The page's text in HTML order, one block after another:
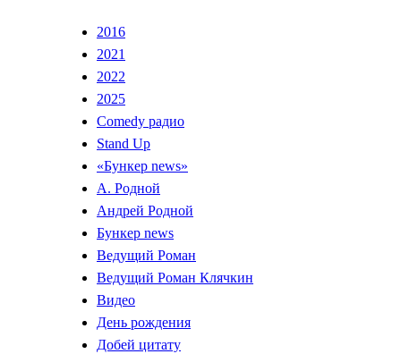
2016
2021
2022
2025
Comedy радио
Stand Up
«Бункер news»
А. Родной
Андрей Родной
Бункер news
Ведущий Роман
Ведущий Роман Клячкин
Видео
День рождения
Добей цитату